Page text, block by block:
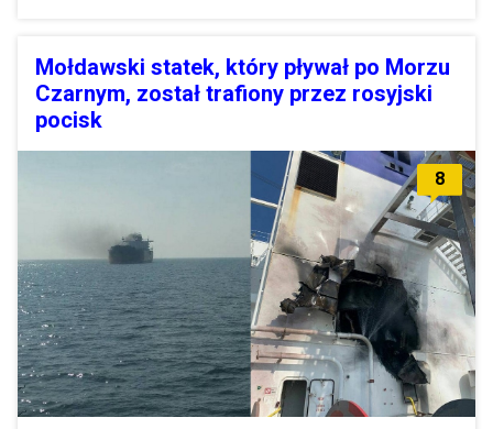
Mołdawski statek, który pływał po Morzu
Czarnym, został trafiony przez rosyjski
pocisk
8